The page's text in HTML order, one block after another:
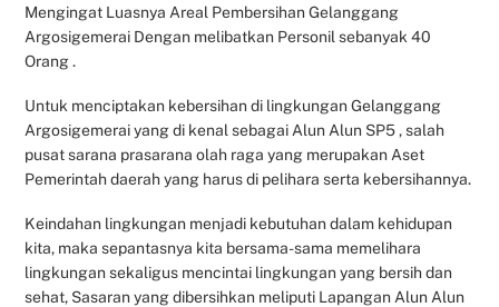
Mengingat Luasnya Areal Pembersihan Gelanggang
Argosigemerai Dengan melibatkan Personil sebanyak 40
Orang .
Untuk menciptakan kebersihan di lingkungan Gelanggang
Argosigemerai yang di kenal sebagai Alun Alun SP5 , salah
pusat sarana prasarana olah raga yang merupakan Aset
Pemerintah daerah yang harus di pelihara serta kebersihannya.
Keindahan lingkungan menjadi kebutuhan dalam kehidupan
kita, maka sepantasnya kita bersama-sama memelihara
lingkungan sekaligus mencintai lingkungan yang bersih dan
sehat, Sasaran yang dibersihkan meliputi Lapangan Alun Alun